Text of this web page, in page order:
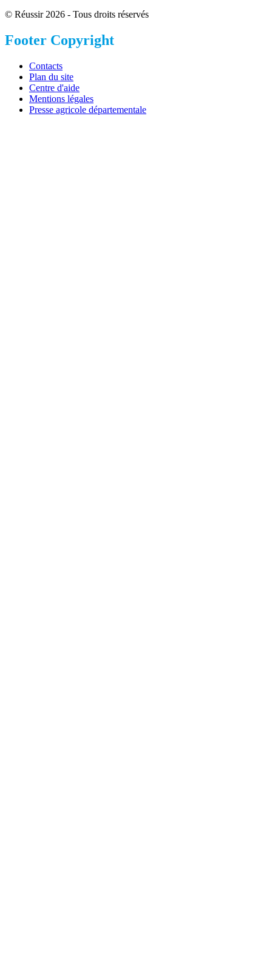
© Réussir 2026 - Tous droits réservés
Footer Copyright
Contacts
Plan du site
Centre d'aide
Mentions légales
Presse agricole départementale